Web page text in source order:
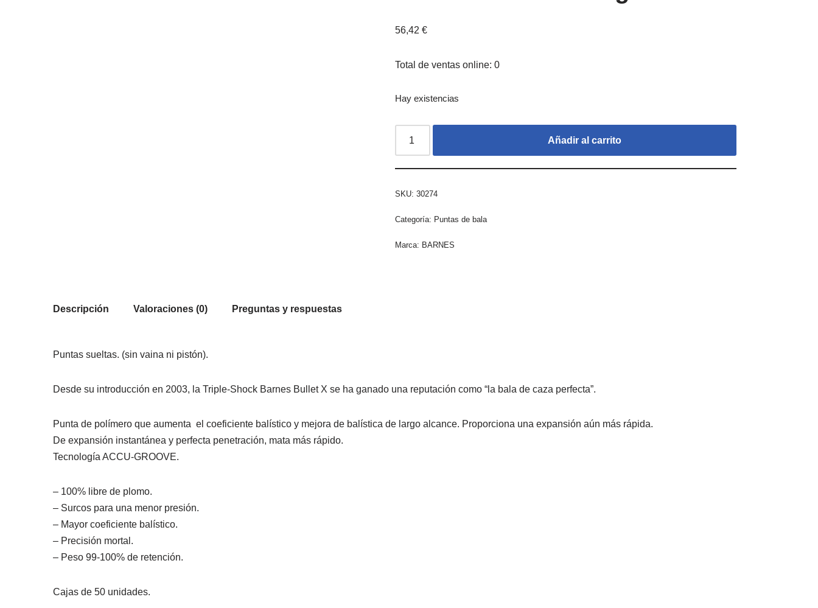
56,42 €
Total de ventas online: 0
Hay existencias
Añadir al carrito
SKU: 30274
Categoría: Puntas de bala
Marca: BARNES
Descripción Valoraciones (0) Preguntas y respuestas
Puntas sueltas. (sin vaina ni pistón).
Desde su introducción en 2003, la Triple-Shock Barnes Bullet X se ha ganado una reputación como “la bala de caza perfecta”.
Punta de polímero que aumenta el coeficiente balístico y mejora de balística de largo alcance. Proporciona una expansión aún más rápida.
De expansión instantánea y perfecta penetración, mata más rápido.
Tecnología ACCU-GROOVE.
– 100% libre de plomo.
– Surcos para una menor presión.
– Mayor coeficiente balístico.
– Precisión mortal.
– Peso 99-100% de retención.
Cajas de 50 unidades.